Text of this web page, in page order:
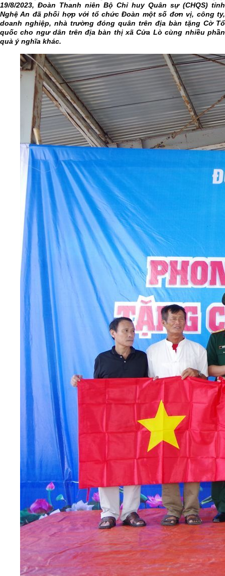
19/8/2023, Đoàn Thanh niên Bộ Chỉ huy Quân sự (CHQS) tỉnh
Nghệ An đã phối hợp với tổ chức Đoàn một số đơn vị, công ty,
doanh nghiệp, nhà trường đóng quân trên địa bàn tặng Cờ Tổ
quốc cho ngư dân trên địa bàn thị xã Cửa Lò cùng nhiều phần
quà ý nghĩa khác.